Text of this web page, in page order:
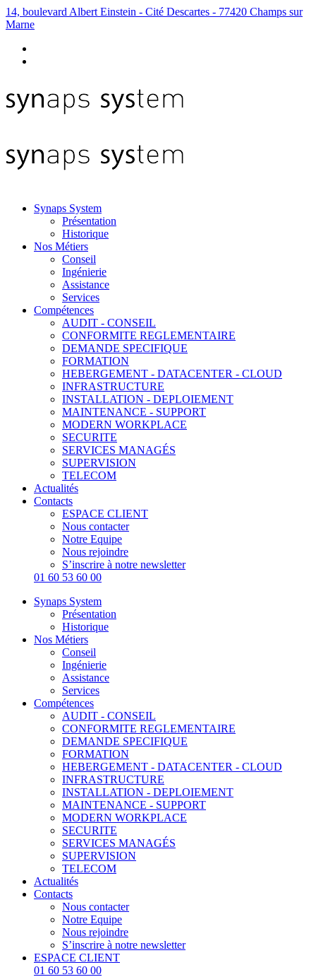
14, boulevard Albert Einstein - Cité Descartes - 77420 Champs sur
Marne
Synaps System
Présentation
Historique
Nos Métiers
Conseil
Ingénierie
Assistance
Services
Compétences
AUDIT - CONSEIL
CONFORMITE REGLEMENTAIRE
DEMANDE SPECIFIQUE
FORMATION
HEBERGEMENT - DATACENTER - CLOUD
INFRASTRUCTURE
INSTALLATION - DEPLOIEMENT
MAINTENANCE - SUPPORT
MODERN WORKPLACE
SECURITE
SERVICES MANAGÉS
SUPERVISION
TELECOM
Actualités
Contacts
ESPACE CLIENT
Nous contacter
Notre Equipe
Nous rejoindre
S’inscrire à notre newsletter
01 60 53 60 00
Synaps System
Présentation
Historique
Nos Métiers
Conseil
Ingénierie
Assistance
Services
Compétences
AUDIT - CONSEIL
CONFORMITE REGLEMENTAIRE
DEMANDE SPECIFIQUE
FORMATION
HEBERGEMENT - DATACENTER - CLOUD
INFRASTRUCTURE
INSTALLATION - DEPLOIEMENT
MAINTENANCE - SUPPORT
MODERN WORKPLACE
SECURITE
SERVICES MANAGÉS
SUPERVISION
TELECOM
Actualités
Contacts
Nous contacter
Notre Equipe
Nous rejoindre
S’inscrire à notre newsletter
ESPACE CLIENT
01 60 53 60 00